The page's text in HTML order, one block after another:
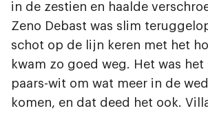
in de zestien en haalde
Zeno Debast was slim
schot op de lijn keren met het
kwam zo goed weg. Het was
paars-wit om wat meer in de
komen, en dat deed het ook.